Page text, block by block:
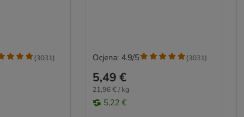
(3031)
5,49 €
21,96 € / kg
5,22 €
Ocjena: 4.9/5 (3031)